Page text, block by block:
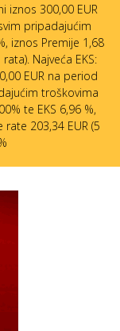
iznos 300,00 EUR
pripadajućim
iznos Premije 1,68
Najveća EKS:
EUR na period
troškovima
te EKS 6,96 %,
203,34 EUR (5